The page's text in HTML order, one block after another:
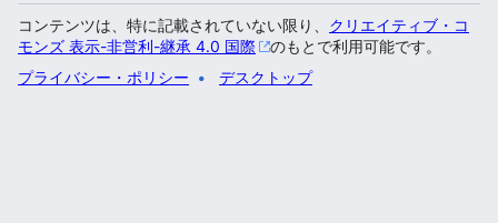
コンテンツは、特に記載されていない限り、 クリエイティブ・コ
モンズ 表示-非営利-継承 4.0 国際
のもとで利用可能です。
プライバシー・ポリシー
デスクトップ